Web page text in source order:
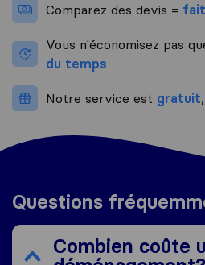
Comparez des devis =
Vous n'économisez pas
du temps
Notre service est gratuit
Questions
Combien coûte